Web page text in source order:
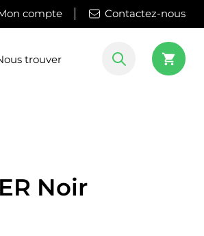
compte Contactez-nous
trouver
Noir